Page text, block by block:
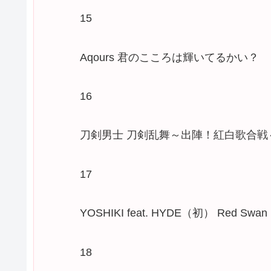
15
Aqours 君のこころは輝いてるかい？
16
刀剣男士 刀剣乱舞～出陣！紅白歌合戦
17
YOSHIKI feat. HYDE（初） Red Swan
18